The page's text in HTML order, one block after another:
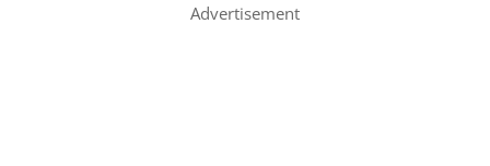
Advertisement